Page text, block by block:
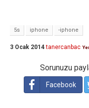
5s iphone -iphone
3 Ocak 2014 tanercanbac
Sorunuzu
Facebook